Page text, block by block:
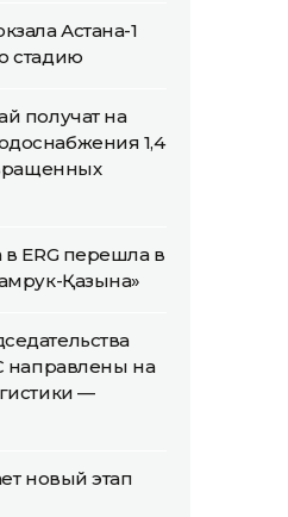
Астана-1
стадию
получат на
1,4
в ERG перешла в
Қазына»
направлены на
—
новый этап